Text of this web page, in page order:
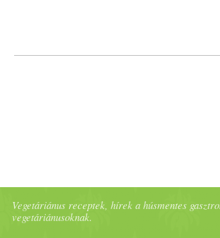
Vegetáriánus receptek, hírek a húsmentes
vegetáriánusoknak.